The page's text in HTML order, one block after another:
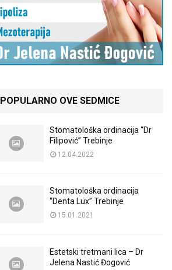
POPULARNO OVE SEDMICE
Stomatološka ordinacija “Dr
Filipović” Trebinje
12.04.2022
Stomatološka ordinacija
“Denta Lux” Trebinje
15.01.2021
Estetski tretmani lica – Dr
Jelena Nastić Đogović